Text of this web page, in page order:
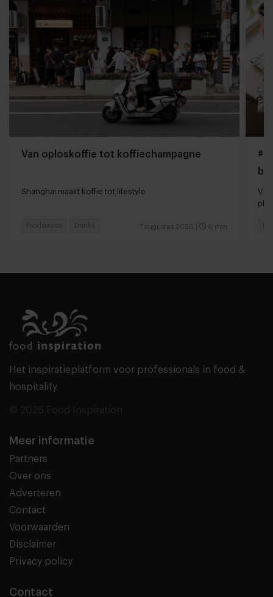
Van oploskoffie tot koffiechampagne
Shanghai maakt koffie tot lifestyle
7 augustus 2026 6 min
Foodservice Drinks
Het inspiratieplatform voor professionals in food &
hospitality
Meer informatie
Partners
Over ons
Adverteren
Contact
Voorwaarden
Disclaimer
Privacy policy
Contact